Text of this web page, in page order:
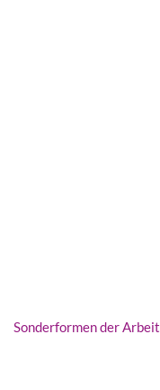
Sonderformen der Arbeit